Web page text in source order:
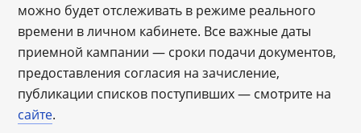
можно будет отслеживать в режиме реального
времени в личном кабинете. Все важные даты
приемной кампании ― сроки подачи документов,
предоставления согласия на зачисление,
публикации списков поступивших ― смотрите на
сайте.